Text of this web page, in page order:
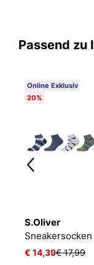
Passend zu
Online Exklusiv
20%
S.Oliver
Sneakersocken
€ 14,39€ 17,99